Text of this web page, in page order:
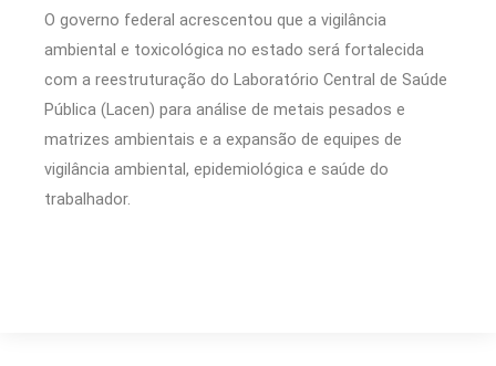
O governo federal acrescentou que a vigilância
ambiental e toxicológica no estado será fortalecida
com a reestruturação do Laboratório Central de Saúde
Pública (Lacen) para análise de metais pesados e
matrizes ambientais e a expansão de equipes de
vigilância ambiental, epidemiológica e saúde do
trabalhador.